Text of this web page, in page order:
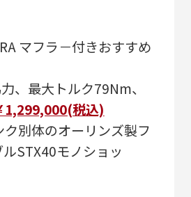
マフラ－付きおすすめ
、最大トルク79Nm、
1,299,000(税込)
ク別体のオーリンズ製フ
STX40モノショッ